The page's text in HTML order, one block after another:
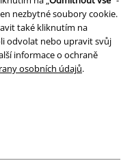
nezbytné soubory cookie.
také kliknutím na
odvolat nebo upravit svůj
informace o ochraně
osobních údajů.